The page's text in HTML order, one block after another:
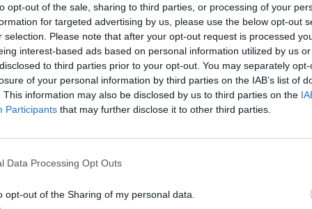
opt-out of the sale, sharing to third parties, or processing of your
for targeted advertising by us, please use the below opt-out
selection. Please note that after your opt-out request is processed
interest-based ads based on personal information utilized by us
to third parties prior to your opt-out. You may separately
of your personal information by third parties on the IAB’s list of
This information may also be disclosed by us to third parties on the
Participants that may further disclose it to other third parties.
Data Processing Opt Outs
opt-out of the Sharing of my personal data.
proficua, e non in conflitto come in
infatti immediatamente riconosciuto
proprio per l'elezione di Duodo. Sotto la
club di Serie A Elite, a dimostrare allo
abbinata all'unione d'intenti. È un
atleti e addetti ai lavori un punto di
massimo campionato nazionale e la
particolare verso la community
per una navigazione intuitiva e
realizzato dall'azienda Area Italia di